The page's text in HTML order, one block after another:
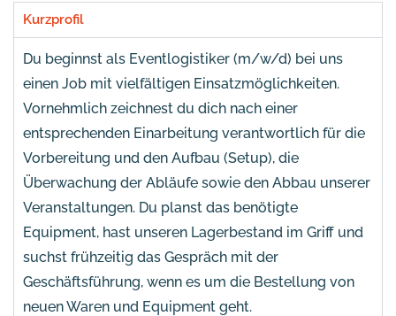
Kurzprofil
Du beginnst als Eventlogistiker (m/w/d) bei uns
einen Job mit vielfältigen Einsatzmöglichkeiten.
Vornehmlich zeichnest du dich nach einer
entsprechenden Einarbeitung verantwortlich für die
Vorbereitung und den Aufbau (Setup), die
Überwachung der Abläufe sowie den Abbau unserer
Veranstaltungen. Du planst das benötigte
Equipment, hast unseren Lagerbestand im Griff und
suchst frühzeitig das Gespräch mit der
Geschäftsführung, wenn es um die Bestellung von
neuen Waren und Equipment geht.